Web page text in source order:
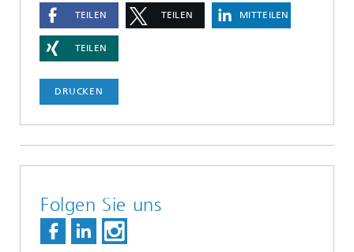
TEILEN TEILEN MITTEILEN
TEILEN
DRUCKEN
Folgen Sie uns